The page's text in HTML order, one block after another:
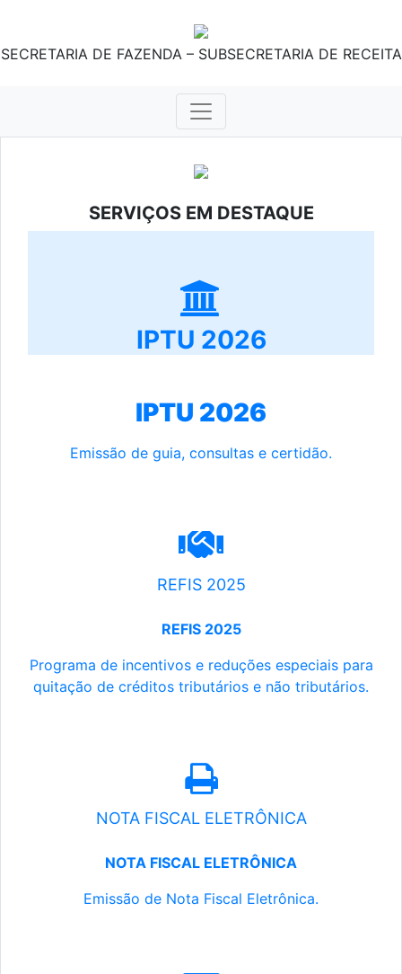
SECRETARIA DE FAZENDA – SUBSECRETARIA DE RECEITA
SERVIÇOS EM DESTAQUE
IPTU 2026
IPTU 2026
Emissão de guia, consultas e certidão.
REFIS 2025
REFIS 2025
Programa de incentivos e reduções especiais para
quitação de créditos tributários e não tributários.
NOTA FISCAL ELETRÔNICA
NOTA FISCAL ELETRÔNICA
Emissão de Nota Fiscal Eletrônica.